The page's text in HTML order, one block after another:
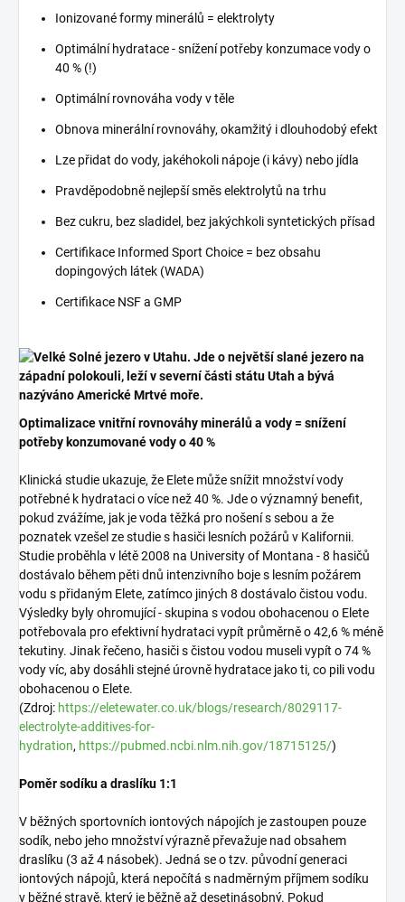
Ionizované formy minerálů = elektrolyty
Optimální hydratace - snížení potřeby konzumace vody o
40 % (!)
Optimální rovnováha vody v těle
Obnova minerální rovnováhy, okamžitý i dlouhodobý efekt
Lze přidat do vody, jakéhokoli nápoje (i kávy) nebo jídla
Pravděpodobně nejlepší směs elektrolytů na trhu
Bez cukru, bez sladidel, bez jakýchkoli syntetických přísad
Certifikace Informed Sport Choice = bez obsahu
dopingových látek (WADA)
Certifikace NSF a GMP
Optimalizace vnitřní rovnováhy minerálů a vody = snížení
potřeby konzumované vody o 40 %
Klinická studie ukazuje, že Elete může snížit množství vody
potřebné k hydrataci o více než 40 %. Jde o významný benefit,
pokud zvážíme, jak je voda těžká pro nošení s sebou a že
poznatek vzešel ze studie s hasiči lesních požárů v Kalifornii.
Studie proběhla v létě 2008 na University of Montana - 8 hasičů
dostávalo během pěti dnů intenzivního boje s lesním požárem
vodu s přidaným Elete, zatímco jiných 8 dostávalo čistou vodu.
Výsledky byly ohromující - skupina s vodou obohacenou o Elete
potřebovala pro efektivní hydrataci vypít průměrně o 42,6 % méně
tekutiny. Jinak řečeno, hasiči s čistou vodou museli vypít o 74 %
vody víc, aby dosáhli stejné úrovně hydratace jako ti, co pili vodu
obohacenou o Elete.
(Zdroj: https://eletewater.co.uk/blogs/research/8029117-
electrolyte-additives-for-
hydration, https://pubmed.ncbi.nlm.nih.gov/18715125/)
Poměr sodíku a draslíku 1:1
V běžných sportovních iontových nápojích je zastoupen pouze
sodík, nebo jeho množství výrazně převažuje nad obsahem
draslíku (3 až 4 násobek). Jedná se o tzv. původní generaci
iontových nápojů, která nepočítá s nadměrným příjmem sodíku
v běžné stravě, který je běžně až desetinásobný. Pokud